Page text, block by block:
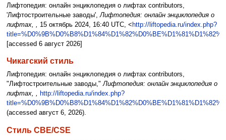
Лифтопедия: онлайн энциклопедия о лифтах contributors,
'Лифтостроительные заводы',Лифтопедия: онлайн энциклопедия о
лифтах, , 15 октябрь 2024, 16:40 UTC, < http://liftopedia.ru/index.php?
[accessed 6 август 2026]
Чикагский стиль
Лифтопедия: онлайн энциклопедия о лифтах contributors,
"Лифтостроительные заводы,"Лифтопедия: онлайн энциклопедия о
лифтах, , http://liftopedia.ru/index.php?
(accessed август 6, 2026).
Стиль CBE/CSE